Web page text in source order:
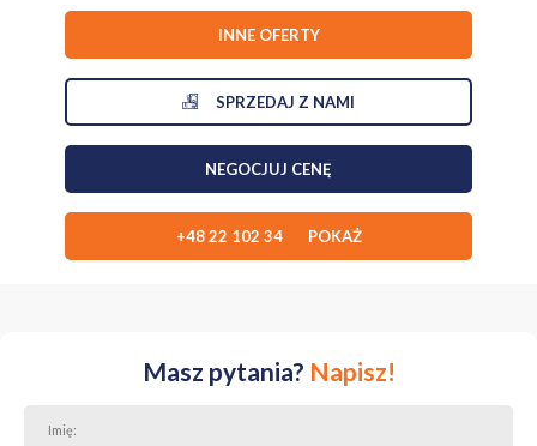
Dodatkowo budynek jestw całości podpiwniczony, co zapewnia
dużo miejsca do przechowywania, organizacji warsztatu lub
zaplecza gospodarczego.
Stan nieruchomości
do remontu / odświeżenia , dzięki czemu nowy właściciel
może urządzić go całkowicie według własnego gustu i potrzeb. To
propozycja dla osób, które szukają domu z solidną bazą i chcą
stworzyć wnętrze po swojemu.
Lokalizacja
, z wygodnym dostępem do najważniejszych punktów
miasta. W pobliżu znajdują się sklepy, szpital, apteka, park miejski,
INNE OFERTY
SPRZEDAJ Z NAMI
NEGOCJUJ CENĘ
+48 22 102 34 POKAŻ
Masz pytania? Napisz!